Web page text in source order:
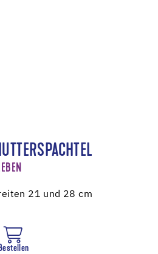
21 und 28 cm
Bestellen